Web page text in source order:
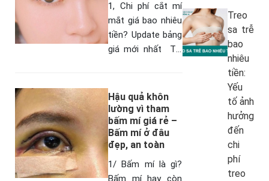
1, Chi phí cắt mí
mắt giá bao nhiêu
tiền? Update bảng
giá mới nhất Tại
mắt Hàn Quốc giá
bao nhiêu…
Hậu quả khôn
lường vì tham
bấm mí giá rẻ –
Bấm mí ở đâu
đẹp, an toàn
1/ Bấm mí là gì?
Bấm mí hay còn
Treo
sa trễ
bao
nhiêu
tiền:
Yếu
tố ảnh
hưởng
đến
chi
phí
treo